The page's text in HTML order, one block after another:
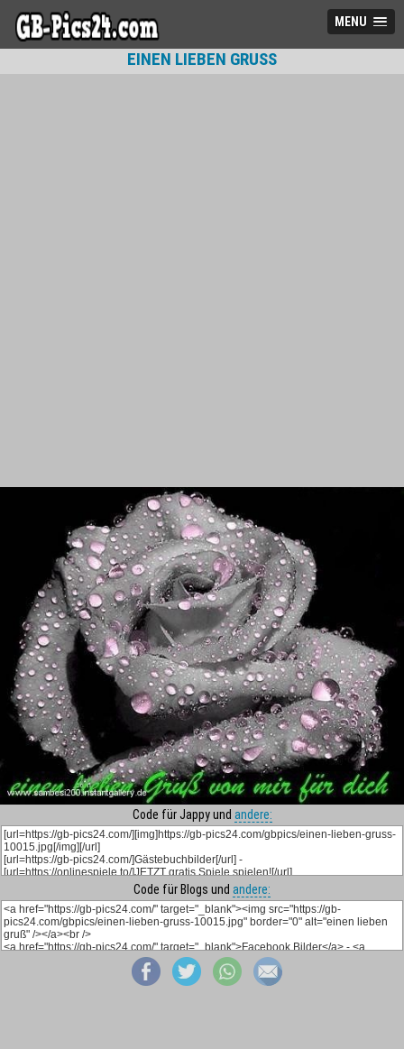
MENU
EINEN LIEBEN GRUSS
Code für Jappy und andere:
Code für Blogs und andere: